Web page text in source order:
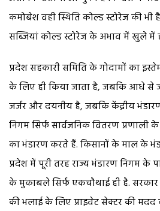
कमोबेश वही स्थिति कोल्ड स्टोरेज की
सब्जियां कोल्ड स्टोरेज के अभाव में खुले में
प्रदेश सहकारी समिति के गोदामों का
के लिए ही किया जाता है, जबकि आधे से
जर्जर और दयनीय है, जबकि केंद्रीय
निगम सिर्फ सार्वजनिक वितरण
का भंडारण करते हैं. किसानों के माल के
प्रदेश में पूरी तरह राज्य भंडारण निगम
के मुकाबले सिर्फ एकचौथाई ही है.
की भलाई के लिए प्राइवेट सेक्टर की मदद